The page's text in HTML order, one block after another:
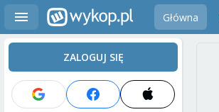
Główna
ZALOGUJ SIĘ